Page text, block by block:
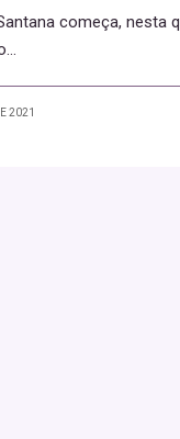
começa, nesta
...
2021